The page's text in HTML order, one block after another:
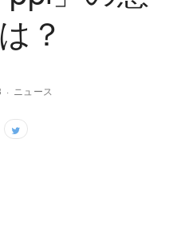
？
ニュース